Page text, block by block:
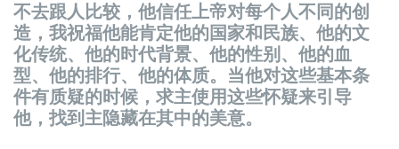
不去跟人比较 ，他信任上帝对每个人不同的创
造，我祝福他能肯定他的国家和民族、他的文
化传统、他的时代背景、他的性别、他的血
型、他的排行、他的体质。当他对这些基本条
件有质疑的时候，求主使用这些怀疑来引 导
他，找到主隐藏在其中的美意。